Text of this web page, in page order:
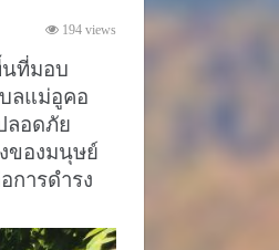
194 views
นที่มอบ
ลแม่อูคอ
ลอดภัย
ของมนุษย์
การดำรง